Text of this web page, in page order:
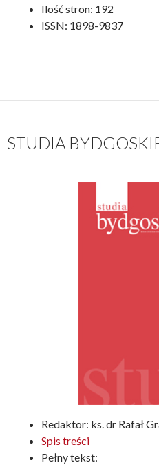
Ilość stron: 192
ISSN: 1898-9837
STUDIA
Redaktor: ks. dr Rafał
Spis treści
Pełny tekst: